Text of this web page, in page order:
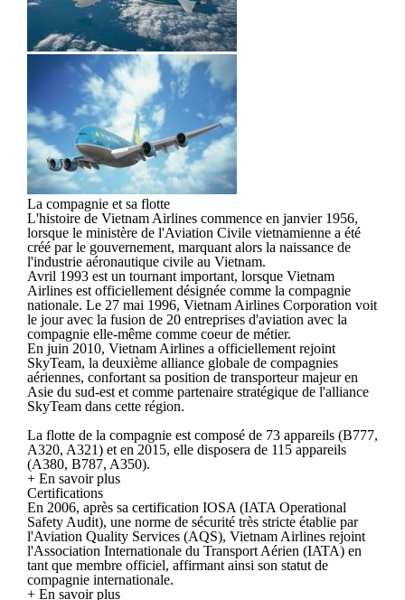
La compagnie et sa flotte
L'histoire de Vietnam Airlines commence en janvier 1956,
lorsque le ministère de l'Aviation Civile vietnamienne a été
créé par le gouvernement, marquant alors la naissance de
l'industrie aéronautique civile au Vietnam.
Avril 1993 est un tournant important, lorsque Vietnam
Airlines est officiellement désignée comme la compagnie
nationale. Le 27 mai 1996, Vietnam Airlines Corporation voit
le jour avec la fusion de 20 entreprises d'aviation avec la
compagnie elle-même comme coeur de métier.
En juin 2010, Vietnam Airlines a officiellement rejoint
SkyTeam, la deuxième alliance globale de compagnies
aériennes, confortant sa position de transporteur majeur en
Asie du sud-est et comme partenaire stratégique de l'alliance
SkyTeam dans cette région.
La flotte de la compagnie est composé de 73 appareils (B777,
A320, A321) et en 2015, elle disposera de 115 appareils
(A380, B787, A350).
+ En savoir plus
Certifications
En 2006, après sa certification IOSA (IATA Operational
Safety Audit), une norme de sécurité très stricte établie par
l'Aviation Quality Services (AQS), Vietnam Airlines rejoint
l'Association Internationale du Transport Aérien (IATA) en
tant que membre officiel, affirmant ainsi son statut de
compagnie internationale.
+ En savoir plus